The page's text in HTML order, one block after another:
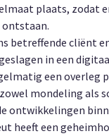
plaats, zodat
ontstaan.
betreffende cliënt
in een
een overleg
mondeling als
ontwikkelingen
heeft een